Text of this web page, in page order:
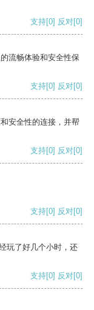
支持[0] 反对[0]
流畅体验和安全性保
支持[0] 反对[0]
安全性的连接，并帮
支持[0] 反对[0]
支持[0] 反对[0]
玩了好几个小时，还
支持[0] 反对[0]